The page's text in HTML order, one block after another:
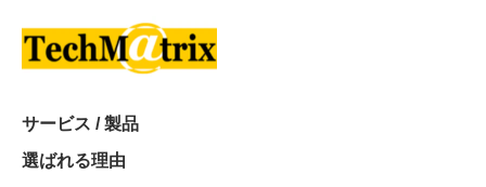
サービス / 製品
選ばれる理由